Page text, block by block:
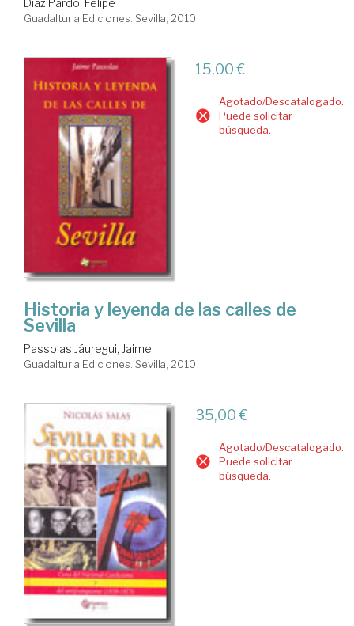
Díaz Pardo, Felipe
Guadalturia Ediciones. Sevilla, 2010
15,00 €
Agotado/Descatalogado.
Puede solicitar
búsqueda.
Historia y leyenda de las calles de
Sevilla
Passolas Jáuregui, Jaime
Guadalturia Ediciones. Sevilla, 2010
35,00 €
Agotado/Descatalogado.
Puede solicitar
búsqueda.